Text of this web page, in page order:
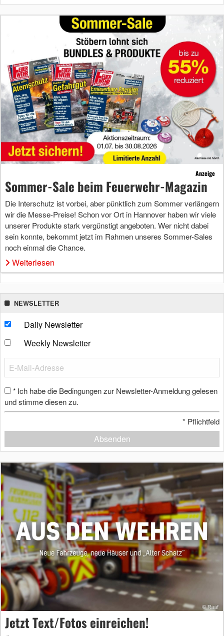
Anzeige
Sommer-Sale beim Feuerwehr-Magazin
Die Interschutz ist vorbei, aber pünktlich zum Sommer verlängern
wir die Messe-Preise! Schon vor Ort in Hannover haben wir viele
unserer Produkte stark vergünstigt angeboten. Wer nicht dabei
sein konnte, bekommt jetzt im Rahmen unseres Sommer-Sales
noch einmal die Chance.
Weiterlesen
NEWSLETTER
Daily Newsletter
Weekly Newsletter
* Ich habe die Bedingungen zur Newsletter-Anmeldung gelesen
und stimme diesen zu.
* Pflichtfeld
Absenden
Jetzt Text/Fotos einreichen!